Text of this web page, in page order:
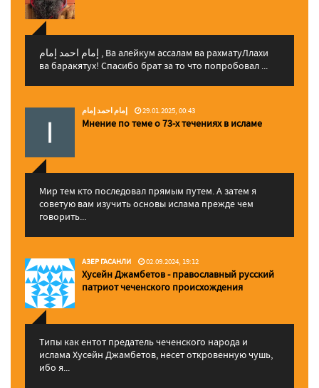
إمام احمد إمام , Ва алейкум ассалам ва рахматуЛлахи
ва баракятух! Спасибо брат за то что попробовал ...
إمام احمد إمام 29.01.2025, 00:43
Мнение по теме о 73-х течениях в исламе
Мир тем кто последовал прямым путем. А затем я
советую вам изучить основы ислама прежде чем
говорить...
АЗЕР ГАСАНЛИ 02.09.2024, 19:12
Хусейн Джамбетов - православный русский
патриот чеченского происхождения
Типы как ентот предатель чеченского народа и
ислама Хусейн Джамбетов, несет откровенную чушь,
ибо я...